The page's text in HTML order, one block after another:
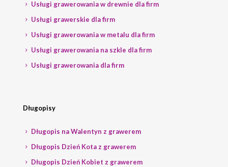
Usługi grawerowania w drewnie dla firm
Usługi grawerskie dla firm
Usługi grawerowania w metalu dla firm
Usługi grawerowania na szkle dla firm
Usługi grawerowania dla firm
Długopisy
Długopis na Walentyn z grawerem
Długopis Dzień Kota z grawerem
Długopis Dzień Kobiet z grawerem